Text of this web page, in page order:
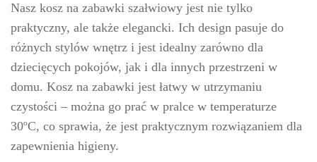
Nasz kosz na zabawki szałwiowy jest nie tylko
praktyczny, ale także elegancki. Ich design pasuje do
różnych stylów wnętrz i jest idealny zarówno dla
dziecięcych pokojów, jak i dla innych przestrzeni w
domu. Kosz na zabawki jest łatwy w utrzymaniu
czystości – można go prać w pralce w temperaturze
30ºC, co sprawia, że jest praktycznym rozwiązaniem dla
zapewnienia higieny.